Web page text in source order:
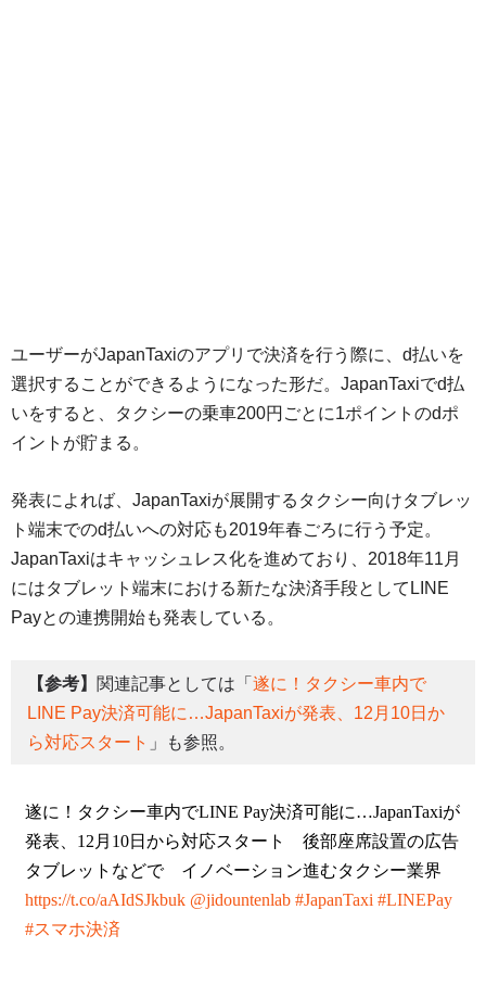
ユーザーがJapanTaxiのアプリで決済を行う際に、d払いを
選択することができるようになった形だ。JapanTaxiでd払
いをすると、タクシーの乗車200円ごとに1ポイントのdポ
イントが貯まる。
発表によれば、JapanTaxiが展開するタクシー向けタブレッ
ト端末でのd払いへの対応も2019年春ごろに行う予定。
JapanTaxiはキャッシュレス化を進めており、2018年11月
にはタブレット端末における新たな決済手段としてLINE
Payとの連携開始も発表している。
【参考】 関連記事としては「 遂に！タクシー車内で
LINE Pay決済可能に…JapanTaxiが発表、12月10日か
ら対応スタート 」も参照。
遂に！タクシー車内でLINE Pay決済可能に…JapanTaxiが
発表、12月10日から対応スタート 後部座席設置の広告
タブレットなどで イノベーション進むタクシー業界
https://t.co/aAIdSJkbuk @jidountenlab #JapanTaxi #LINEPay
#スマホ決済